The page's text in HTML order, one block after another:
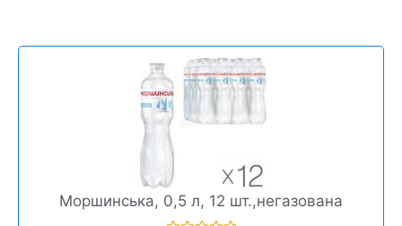
Моршинська, 0,5 л, 12 шт.,негазована